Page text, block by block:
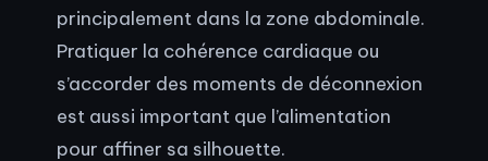
principalement dans la zone abdominale.
Pratiquer la cohérence cardiaque ou
s’accorder des moments de déconnexion
est aussi important que l’alimentation
pour affiner sa silhouette.